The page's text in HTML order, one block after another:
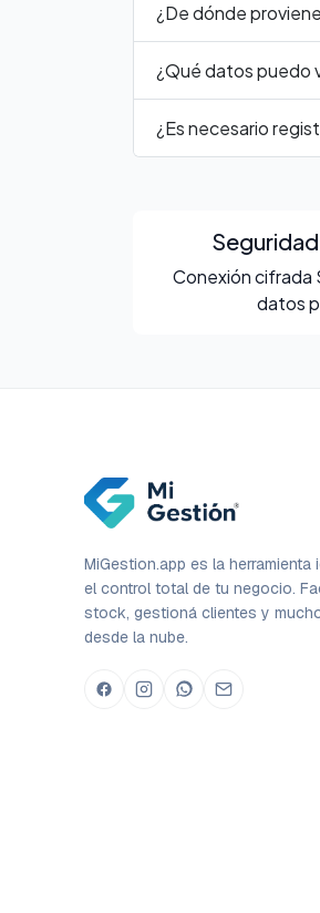
¿De dónde
¿Qué datos puedo
¿Es necesario
Conexión cifrada
datos
MiGestion.app es la herramienta
el control total de tu negocio.
stock, gestioná clientes y
desde la nube.